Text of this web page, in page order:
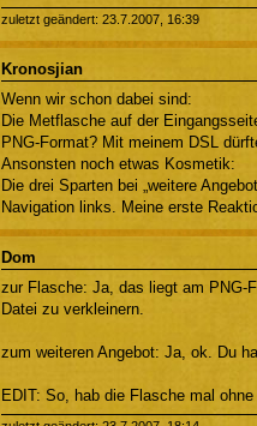
zuletzt geändert: 23.7.2007, 16:39
Kronosjian
Wenn wir schon dabei sind:
Die Metflasche auf der
PNG-Format? Mit meinem DSL
Ansonsten noch etwas Kosmetik:
Die drei Sparten bei „weitere
Navigation links. Meine erste
Dom
zur Flasche: Ja, das liegt am
Datei zu verkleinern.
zum weiteren Angebot: Ja, ok. Du
EDIT: So, hab die Flasche mal